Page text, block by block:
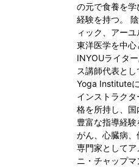
の元で食養を
経験を持つ。
ィック、アー
東洋医学を中心
INYOUライタ
ス講師代表と
Yoga Institute
インストラク
格を所持し、
豊富な指導経験
がん、心臓病
専門家として
ニ・チャップ